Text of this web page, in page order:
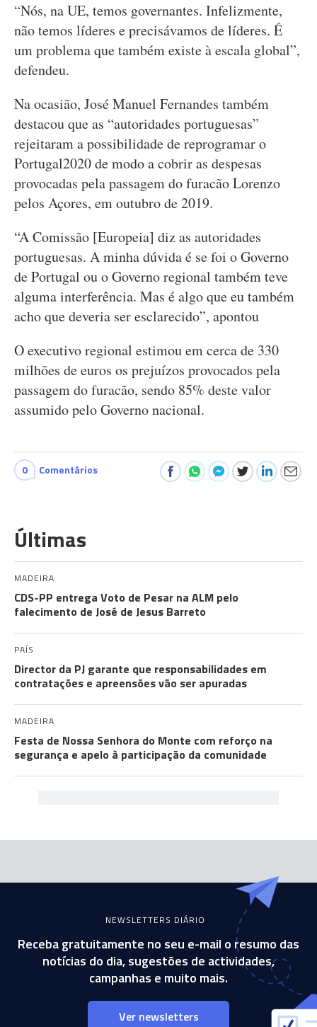
“Nós, na UE, temos governantes. Infelizmente,
não temos líderes e precisávamos de líderes. É
um problema que também existe à escala global”,
defendeu.
Na ocasião, José Manuel Fernandes também
destacou que as “autoridades portuguesas”
rejeitaram a possibilidade de reprogramar o
Portugal2020 de modo a cobrir as despesas
provocadas pela passagem do furacão Lorenzo
pelos Açores, em outubro de 2019.
“A Comissão [Europeia] diz as autoridades
portuguesas. A minha dúvida é se foi o Governo
de Portugal ou o Governo regional também teve
alguma interferência. Mas é algo que eu também
acho que deveria ser esclarecido”, apontou
O executivo regional estimou em cerca de 330
milhões de euros os prejuízos provocados pela
passagem do furacão, sendo 85% deste valor
assumido pelo Governo nacional.
0 Comentários
Últimas
MADEIRA
CDS-PP entrega Voto de Pesar na ALM pelo
falecimento de José de Jesus Barreto
PAÍS
Director da PJ garante que responsabilidades em
contratações e apreensões vão ser apuradas
MADEIRA
Festa de Nossa Senhora do Monte com reforço na
segurança e apelo à participação da comunidade
NEWSLETTERS DIÁRIO
Receba gratuitamente no seu e-mail o resumo das
notícias do dia, sugestões de actividades,
campanhas e muito mais.
Ver newsletters